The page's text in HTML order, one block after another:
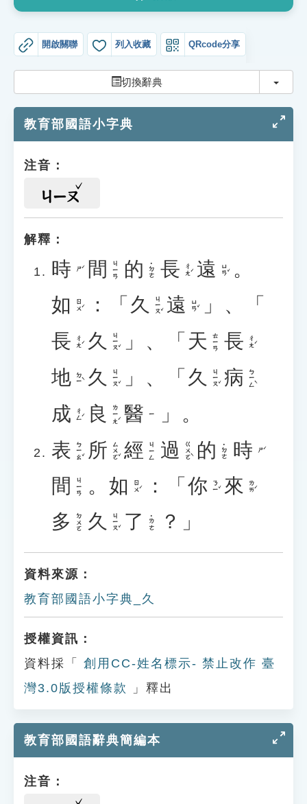
開啟關聯 列入收藏 QRcode分享
切換辭典 切換
教育部國語小字典
注音：
ㄐㄧㄡ
解釋：
時 ㄕˊ 間 ㄐㄧㄢ 的 ˙ㄉㄜ 長 ㄔㄤˊ 遠 ㄩㄢˇ 。
如 ㄖㄨˊ ：「 久 ㄐㄧㄡˇ 遠 ㄩㄢˇ
」、「
長 ㄔㄤˊ 久 ㄐㄧㄡˇ 」、「 天 ㄊㄧㄢ 長 ㄔㄤˊ
地 ㄉㄧˋ 久 ㄐㄧㄡˇ 」、「 久 ㄐㄧㄡˇ 病 ㄅㄧㄥˋ
成 ㄔㄥˊ 良 ㄌㄧㄤˊ 醫 ㄧ
」。
表 ㄅㄧㄠˇ 所 ㄙㄨㄛˇ 經 ㄐㄧㄥ 過 ㄍㄨㄛˋ 的 ˙ㄉㄜ 時 ㄕˊ
間 ㄐㄧㄢ 。 如 ㄖㄨˊ ：「 你 ㄋㄧˇ 來 ㄌㄞˊ
多 ㄉㄨㄛ 久 ㄐㄧㄡˇ 了 ˙ㄌㄜ ？」
資料來源：
教育部國語小字典_久
授權資訊：
資料採「
創用CC-姓名標示- 禁止改作 臺
灣3.0版授權條款
」釋出
教育部國語辭典簡編本
注音：